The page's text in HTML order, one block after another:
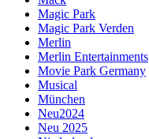
Magic Park
Magic Park Verden
Merlin
Merlin Entertainments
Movie Park Germany
Musical
München
Neu2024
Neu 2025